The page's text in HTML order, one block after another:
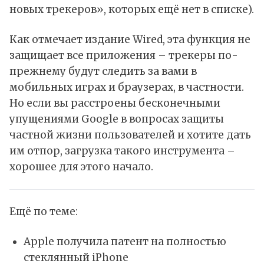
новых трекеров», которых ещё нет в списке).
Как отмечаетиздание Wired, эта функция не
защищает все приложения – трекеры по-
прежнему будут следить за вами в
мобильных играх и браузерах, в частности.
Но если вы расстроены бесконечными
упущениями Google в вопросах защиты
частной жизни пользователей и хотите дать
им отпор, загрузка такого инструмента –
хорошее для этого начало.
Ещё по теме:
Apple получила патент на полностью
стеклянный iPhone